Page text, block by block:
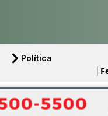
Política